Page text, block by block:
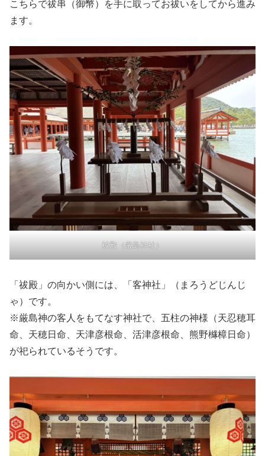
こちらで祓串（御幣）を手に取ってお祓いをしてから進み
ます。
祓殿（厳島神社）
「祓殿」の向かい側には、「客神社」（まろうどじんじ
ゃ）です。
※厳島神の客人をもてなす神社で、五柱の神様（天忍穂耳
命、天穂日命、天津彦根命、活津彦根命、熊野櫞樟日命）
が祀られているそうです。